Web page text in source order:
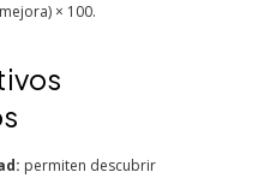
× 100.
permiten descubrir